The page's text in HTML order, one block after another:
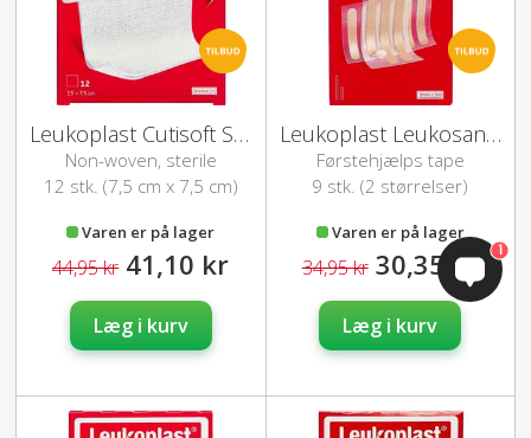
Leukoplast Cutisoft Soft Compres (7,5cm)
Non-woven, sterile
kompresser
12 stk. (7,5 cm x 7,5 cm)
Varen er på lager
44,95 kr 41,10 kr
Læg i kurv
Leukoplast Leukosan Strip Wound Closure
Førstehjælps tape
9 stk. (2 størrelser)
Varen er på lager
34,95 kr 30,35 kr
Læg i kurv
1